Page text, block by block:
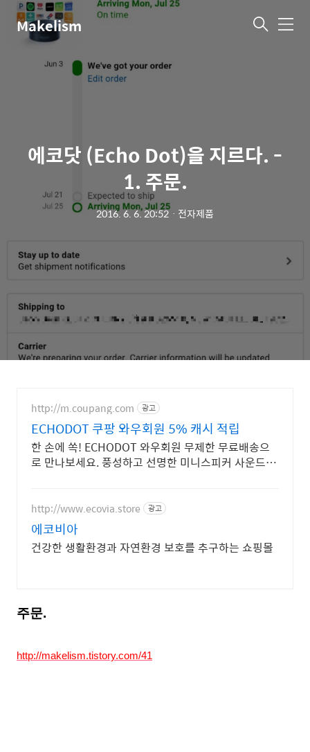
Makelism 메
에코닷 (Echo Dot)을 지르다. -
1. 주문.
2016. 6. 6. 20:52ㆍ 전자제품
http://m.coupang.com 광고
ECHODOT 쿠팡 와우회원 5% 캐시 적립
한 손에 쏙! ECHODOT 와우회원 무제한 무료배송으
로 만나보세요. 풍성하고 선명한 미니스피커 사운드를
http://www.ecovia.store 광고
에코비아
건강한 생활환경과 자연환경 보호를 추구하는 쇼핑몰
주문.
http://makelism.tistory.com/41